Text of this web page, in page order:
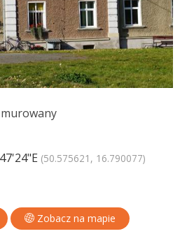
(50.575621, 16.790077)
Zobacz na mapie